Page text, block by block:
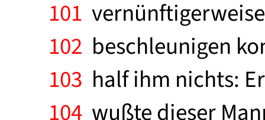
101
102 beschleunigen
103 half ihm nichts:
104 wußte dieser